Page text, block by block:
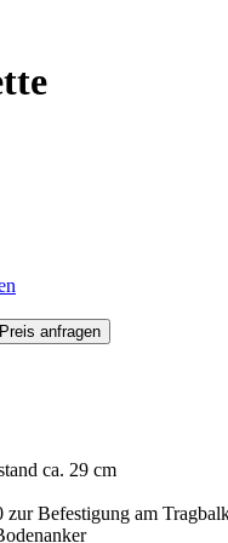
ca. 29 cm
Befestigung am